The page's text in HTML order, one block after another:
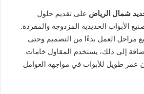
شمال الرياض على تقديم حلول
الأبواب الحديدية المزدوجة والمفردة.
العمل بدءًا من التصميم وحتى
إلى ذلك، يستخدم المقاول خامات
عمر طويل للأبواب في مواجهة العوامل